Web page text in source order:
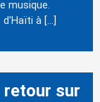
musique.
à […]
sur